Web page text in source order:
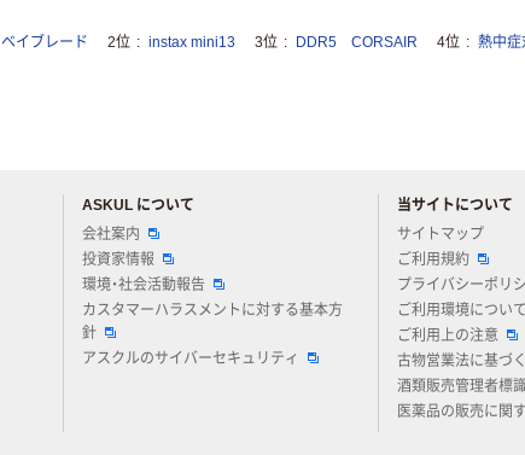
ベイブレード 2位 instax mini13 3位 DDR5 CORSAIR 4位 熱中症
ASKUL について
会社案内
投資家情報
環境・社会活動報告
カスタマーハラスメントに対する基本方
針
アスクルのサイバーセキュリティ
当サイトについて
サイトマップ
ご利用規約
プライバシーポリ
ご利用環境について
ご利用上の注意
古物営業法に基づ
酒類販売管理者標
医薬品の販売に関